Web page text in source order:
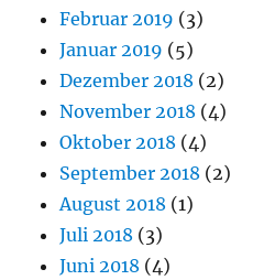
Februar 2019 (3)
Januar 2019 (5)
Dezember 2018 (2)
November 2018 (4)
Oktober 2018 (4)
September 2018 (2)
August 2018 (1)
Juli 2018 (3)
Juni 2018 (4)